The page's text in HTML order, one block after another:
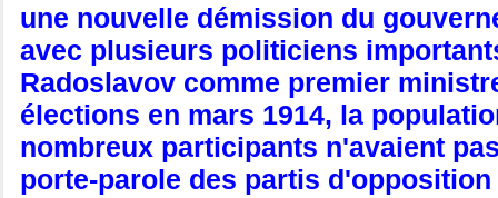
une nouvelle démission du
avec plusieurs politiciens
Radoslavov comme premier
élections en mars 1914, la
nombreux participants n'avaient
porte-parole des partis